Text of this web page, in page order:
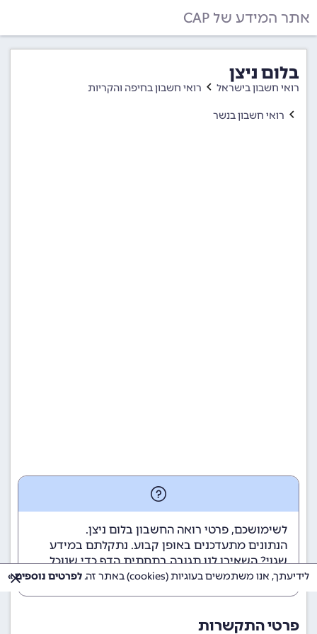
אתר המידע של CAP
בלום ניצן
רואי חשבון בישראל רואי חשבון בחיפה והקריות
רואי חשבון בנשר
לשימושכם, פרטי רואה החשבון בלום ניצן.
הנתונים מתעדכנים באופן קבוע. נתקלתם במידע
שגוי? השאירו לנו תגובה בתחתית הדף כדי שנוכל
לטפל בבעיה בהקדם.
פרטי התקשרות
לידיעתך, אנו משתמשים בעוגיות (cookies) באתר זה. לפרטים נוספים »